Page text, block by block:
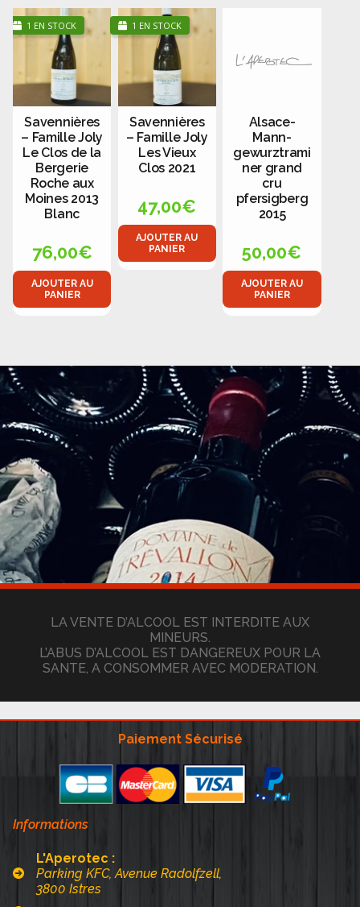
Savennières
– Famille Joly
Le Clos de la
Bergerie
Roche aux
Moines 2013
Blanc
76,00€
AJOUTER AU
PANIER
1 EN STOCK
Savennières
– Famille Joly
Les Vieux
Clos 2021
47,00€
AJOUTER AU
PANIER
1 EN STOCK
Alsace-
Mann-
gewurztrami
ner grand
cru
pfersigberg
2015
50,00€
AJOUTER AU
PANIER
LA VENTE D’ALCOOL EST INTERDITE AUX
MINEURS.
L’ABUS D’ALCOOL EST DANGEREUX POUR LA
SANTE, A CONSOMMER AVEC MODERATION.
Paiement Sécurisé
Informations
L'Aperotec :
Parking KFC, Avenue Radolfzell,
3800 Istres